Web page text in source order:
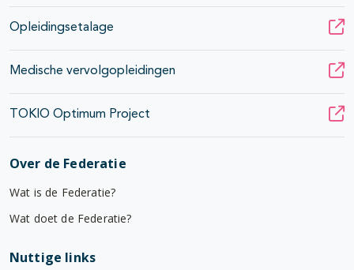
Opleidingsetalage
Medische vervolgopleidingen
TOKIO Optimum Project
Over de Federatie
Wat is de Federatie?
Wat doet de Federatie?
Nuttige links